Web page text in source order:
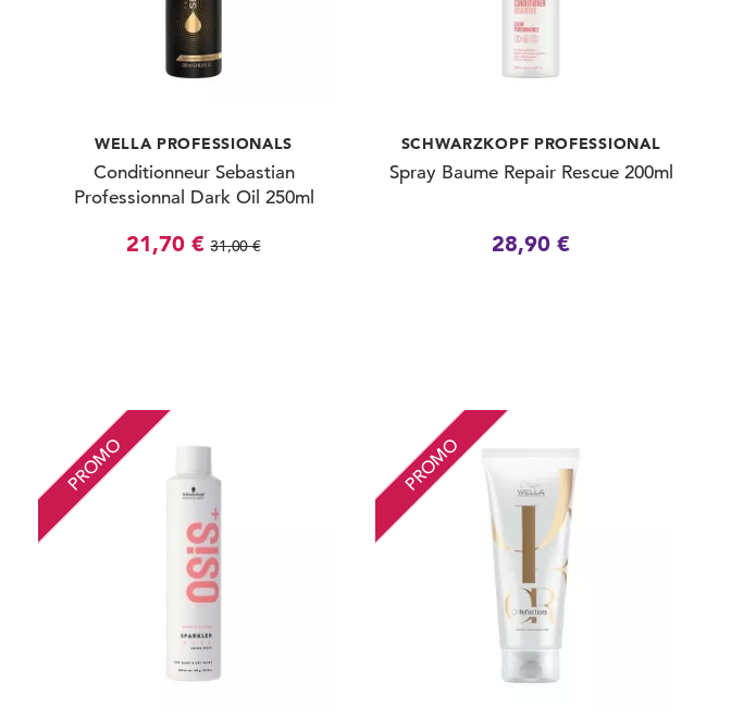
WELLA PROFESSIONALS
Conditionneur Sebastian
Professionnal Dark Oil 250ml
21,70 € 31,00 €
SCHWARZKOPF PROFESSIONAL
Spray Baume Repair Rescue 200ml
28,90 €
PROMO PROMO